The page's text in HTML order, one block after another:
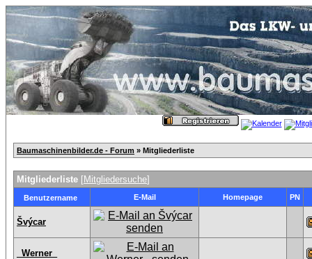
Baumaschinenbilder.de - Forum » Mitgliederliste
Mitgliederliste [Mitgliedersuche]
Benutzername E-Mail Homepage PN
Švýcar
_Werner_